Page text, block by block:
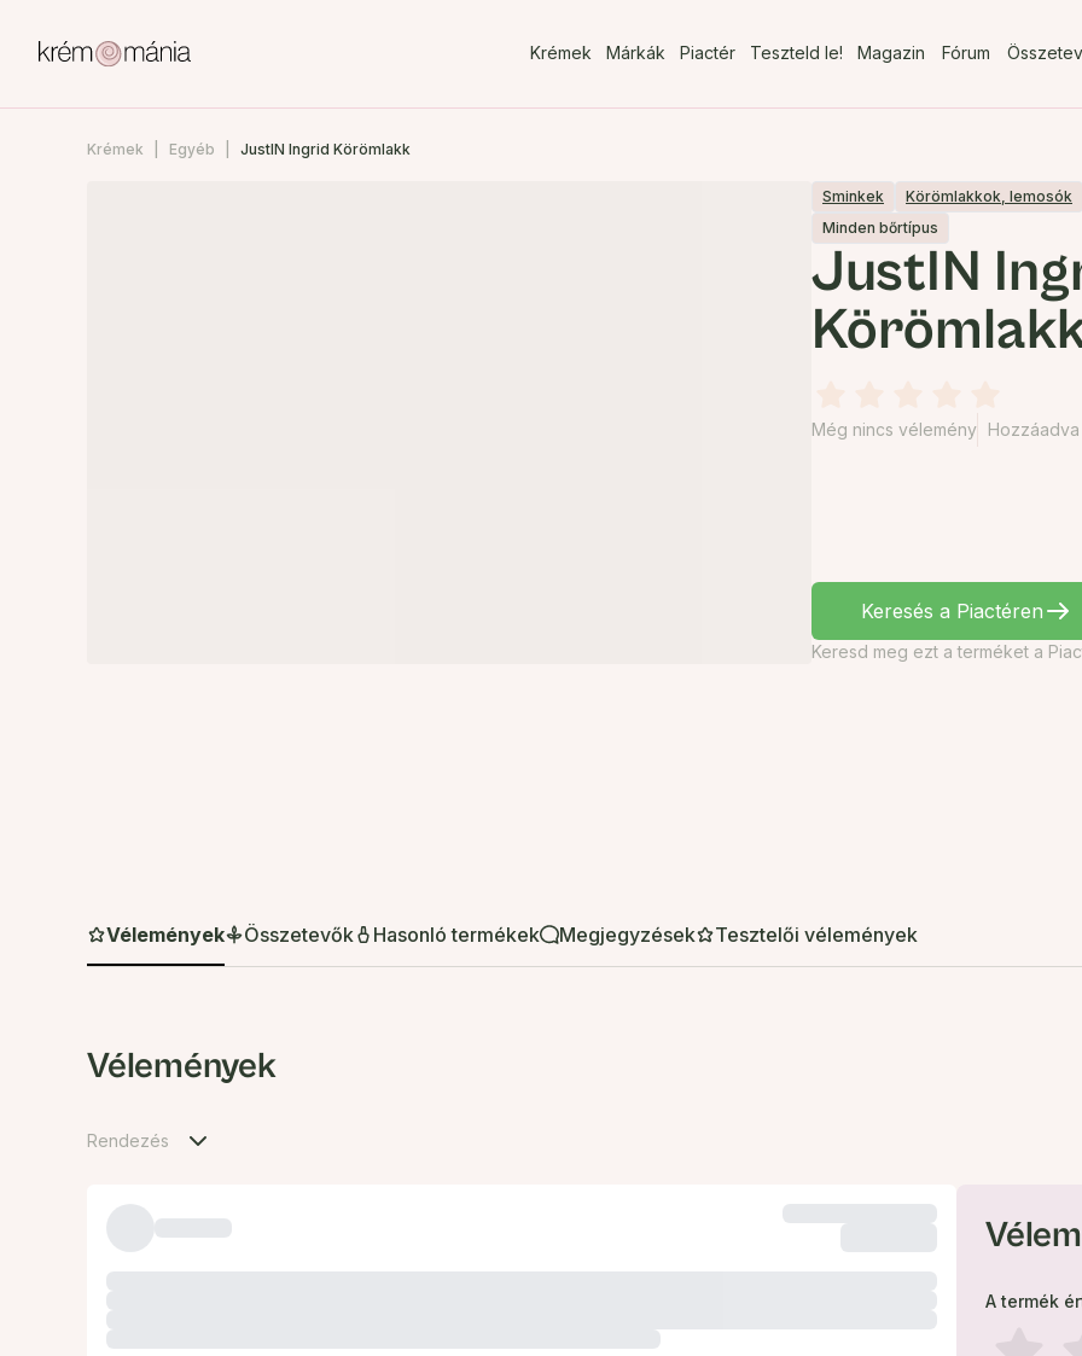
Krémek Márkák Piactér Teszteld le! Magazin Fórum
Krémek Egyéb JustIN Ingrid Körömlakk
Sminkek
Körömlakkok, lemosók
Minden bőrtípus
JustIN
Még nincs vélemény Hozzáadva
Keresés a Piactéren
Keresd meg ezt a terméket a
Vélemények Összetevők Hasonló termékek Megjegyzések Tesztelői vélemények
Vélemények
Rendezés
A termék